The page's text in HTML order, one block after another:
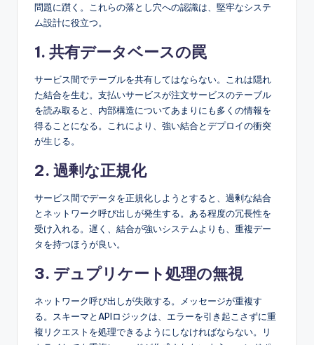
問題に躓く。これらの落とし穴への認識は、堅牢なシステ
ム設計に役立つ。
1. 共有データベースの罠
サービス間でテーブルを共有してはならない。これは隠れ
た結合を生む。支払いサービスが注文サービスのテーブル
を読み取ると、内部構造についてあまりにも多くの情報を
得ることになる。これにより、強い結合とデプロイの衝突
が生じる。
2. 過剰な正規化
サービス間でデータを正規化しようとすると、過剰な結合
とネットワーク呼び出しが発生する。ある程度の冗長性を
受け入れる。遅く、結合が強いシステムよりも、重複デー
タを持つほうが良い。
3. デュプリケート処理の無視
ネットワーク呼び出しが失敗する。メッセージが重複す
る。スキーマとAPIロジックは、エラーを引き起こさずに重
複リクエストを処理できるようにしなければならない。リ